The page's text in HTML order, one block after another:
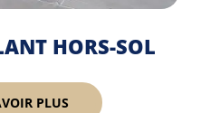
HORS-SOL
PLUS